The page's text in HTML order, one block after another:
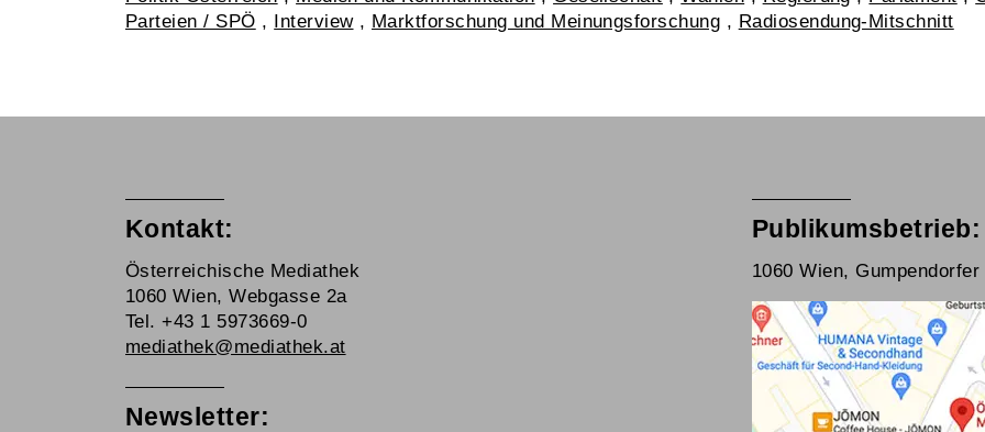
Parteien / SPÖ , Interview, Marktforschung und Meinungsforschung , Radiosendung-Mitschnitt
Kontakt:
Österreichische Mediathek
1060 Wien, Webgasse 2a
Tel. +43 1 5973669-0
mediathek@mediathek.at
Newsletter:
Publikumsbetrieb:
1060 Wien,